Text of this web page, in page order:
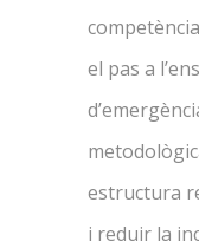
el pas a
estructura
i reduir la